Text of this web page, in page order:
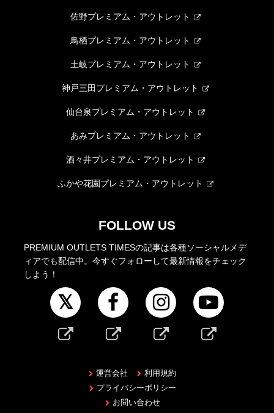
佐野プレミアム・アウトレット
鳥栖プレミアム・アウトレット
土岐プレミアム・アウトレット
神戸三田プレミアム・アウトレット
仙台泉プレミアム・アウトレット
あみプレミアム・アウトレット
酒々井プレミアム・アウトレット
ふかや花園プレミアム・アウトレット
FOLLOW US
PREMIUM OUTLETS TIMESの記事は各種ソーシャルメデ
ィアでも配信中。今すぐフォローして最新情報をチェック
しよう！
運営会社
利用規約
プライバシーポリシー
お問い合わせ